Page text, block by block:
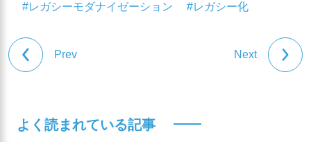
#レガシーモダナイゼーション
#レガシー化
Prev Next
よく読まれている記事